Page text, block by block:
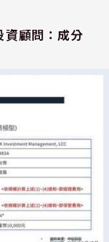
資顧問：成分